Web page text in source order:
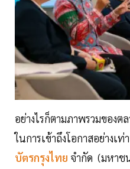
อย่างไรก็ตามภาพรวมของต
ในการเข้าถึงโอกาสอย่าง
บัตรกรุงไทย จำกัด (มหาช